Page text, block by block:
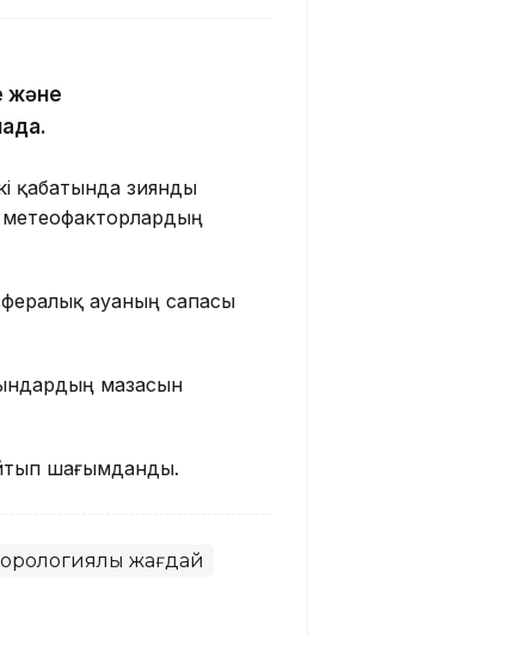
және
қабатында зиянды
ауаның сапасы
мазасын
шағымданды.
жағдай